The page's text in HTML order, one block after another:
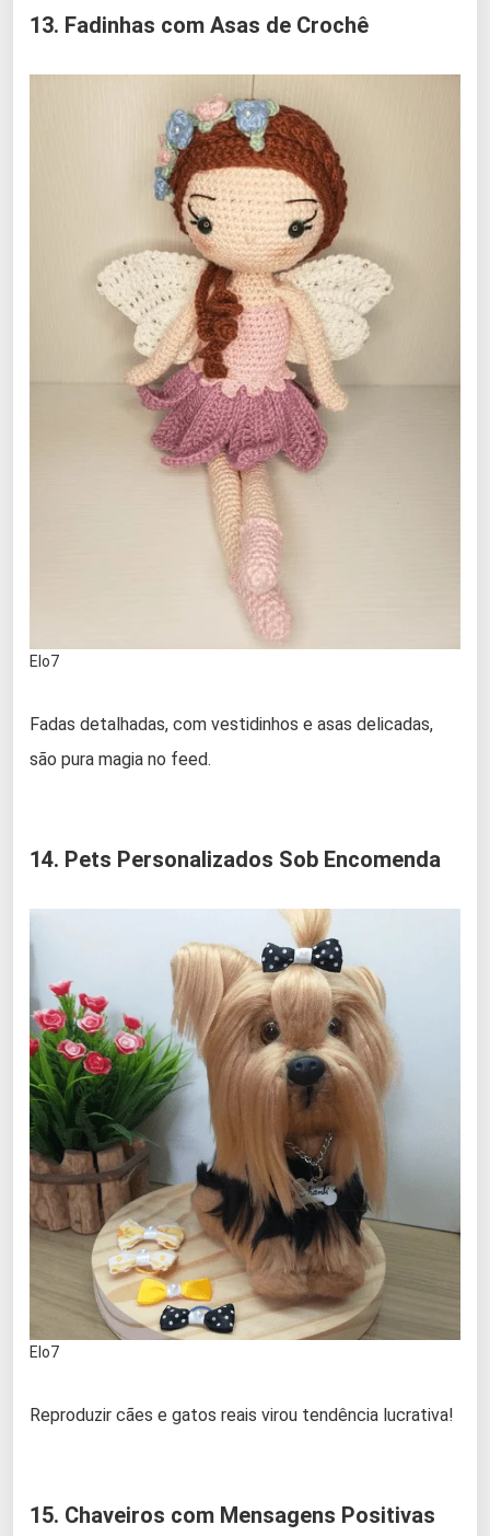
13. Fadinhas com Asas de Crochê
Elo7
Fadas detalhadas, com vestidinhos e asas delicadas,
são pura magia no feed.
14. Pets Personalizados Sob Encomenda
Elo7
Reproduzir cães e gatos reais virou tendência lucrativa!
15. Chaveiros com Mensagens Positivas